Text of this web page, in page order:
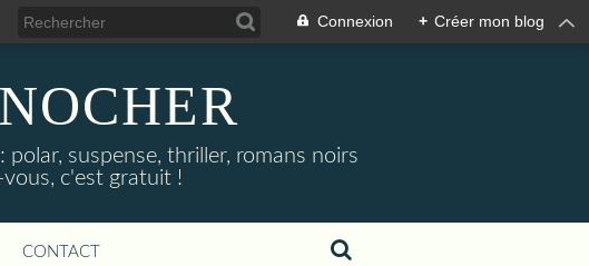
Connexion + Créer mon blog
suspense, thriller, romans noirs
c'est gratuit !
CONTACT